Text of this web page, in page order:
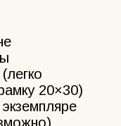
20×30)